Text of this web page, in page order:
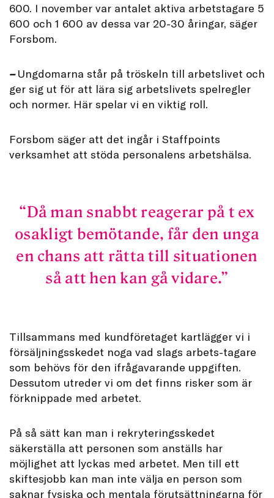
600. I november var antalet aktiva arbetstagare 5
600 och 1 600 av dessa var 20-30 åringar, säger
Forsbom.
–Ungdomarna står på tröskeln till arbetslivet och
ger sig ut för att lära sig arbetslivets spelregler
och normer. Här spelar vi en viktig roll.
Forsbom säger att det ingår i Staffpoints
verksamhet att stöda personalens arbetshälsa.
Då man snabbt reagerar på t ex
osakligt bemötande, får den unga
en chans att rätta till situationen
så att hen kan gå vidare.
Tillsammans med kundföretaget kartlägger vi i
försäljningsskedet noga vad slags arbets-tagare
som behövs för den ifrågavarande uppgiften.
Dessutom utreder vi om det finns risker som är
förknippade med arbetet.
På så sätt kan man i rekryteringsskedet
säkerställa att personen som anställs har
möjlighet att lyckas med arbetet. Men till ett
skiftesjobb kan man inte välja en person som
saknar fysiska och mentala förutsättningarna för